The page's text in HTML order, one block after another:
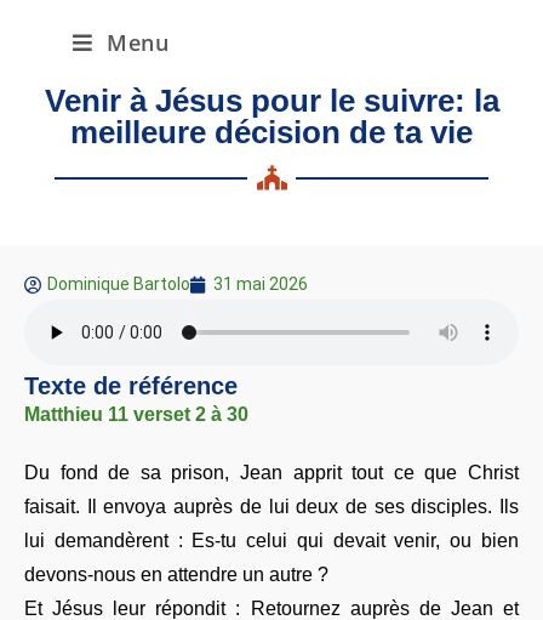
Menu
Venir à Jésus pour le suivre: la
meilleure décision de ta vie
Dominique Bartolo 31 mai 2026
Texte de référence
Matthieu 11 verset 2 à 30
Du fond de sa prison, Jean apprit tout ce que Christ
faisait. Il envoya auprès de lui deux de ses disciples. Ils
lui demandèrent : Es-tu celui qui devait venir, ou bien
devons-nous en attendre un autre ?
Et Jésus leur répondit : Retournez auprès de Jean et